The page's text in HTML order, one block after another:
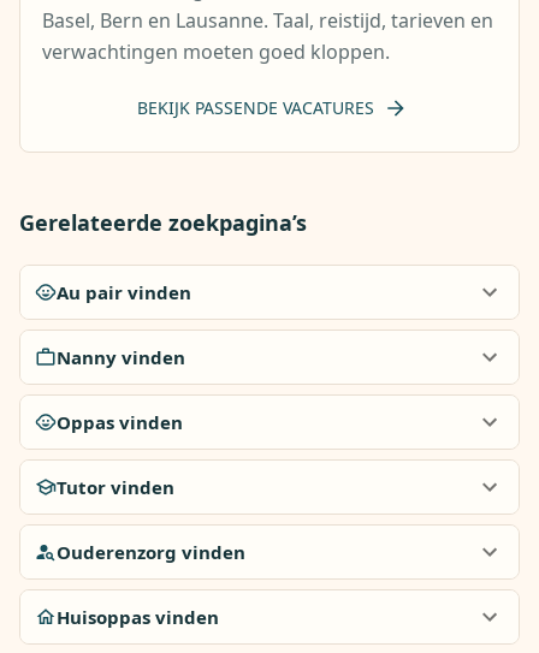
Basel, Bern en Lausanne. Taal, reistijd, tarieven en
verwachtingen moeten goed kloppen.
BEKIJK PASSENDE VACATURES
Gerelateerde zoekpagina’s
Au pair vinden
Nanny vinden
Oppas vinden
Tutor vinden
Ouderenzorg vinden
Huisoppas vinden